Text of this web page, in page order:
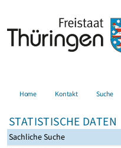
Home Kontakt Suche
STATISTISCHE DATEN
Sachliche Suche